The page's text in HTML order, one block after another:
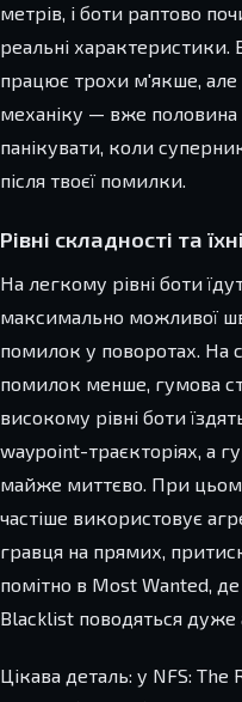
метрів, і боти раптово
реальні характеристики.
працює трохи м'якше, але
механіку — вже
панікувати, коли
після твоєї помилки.
Рівні складності та
На легкому рівні боти
максимально можливої
помилок у поворотах.
помилок менше, гумова
високому рівні боти
waypoint-траєкторіях, а
майже миттєво. При цьому
частіше використовує
гравця на прямих,
помітно в Most Wanted,
Blacklist поводяться дуже
Цікава деталь: у NFS: